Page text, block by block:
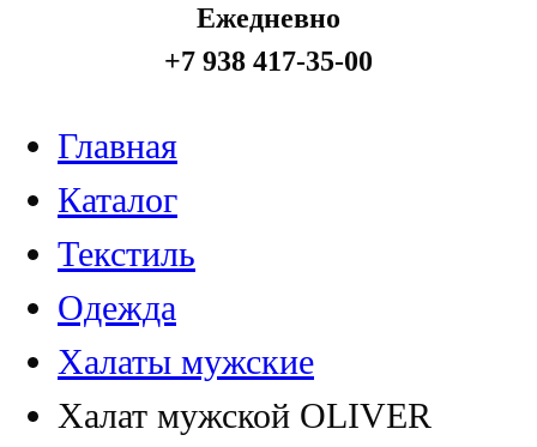
Ежедневно
+7 938 417-35-00
Главная
Каталог
Текстиль
Одежда
Халаты мужские
Халат мужской OLIVER